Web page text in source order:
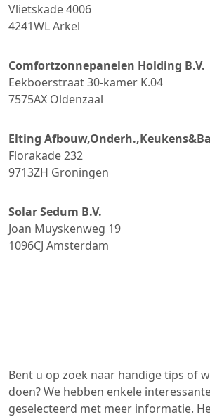
Vlietskade 4006
4241WLArkel
Comfortzonnepanelen Holding B.V.
Eekboerstraat 30-kamer K.04
7575AX Oldenzaal
Elting
Florakade 232
9713ZH Groningen
Solar Sedum B.V.
Joan Muyskenweg 19
1096CJ Amsterdam
Bent u op zoek naar handige tips of
doen? We hebben enkele
geselecteerd met meer informatie.